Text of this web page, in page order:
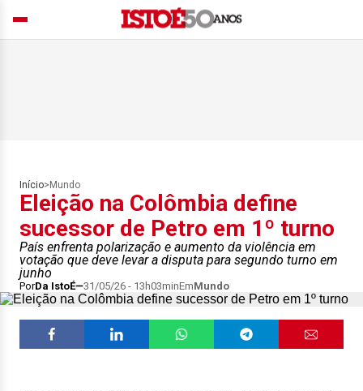
Início> Mundo
Eleição na Colômbia define
sucessor de Petro em 1º turno
País enfrenta polarização e aumento da violência em
votação que deve levar a disputa para segundo turno em
junho
PorDa IstoÉ 31/05/26 - 13h03minEmMundo